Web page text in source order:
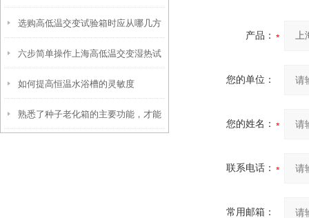
吗？
选购高低温交变试验箱时应从哪几方
面考虑？
六步简单操作上海高低温交变湿热试
验箱
如何提高恒温水浴槽的灵敏度
熟悉了种子老化箱的主要功能，才能
产品：
您的单位：
您的姓名：
联系电话：
常用邮箱：